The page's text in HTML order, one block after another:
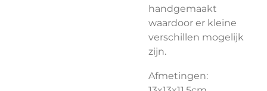
handgemaakt
waardoor er kleine
verschillen mogelijk
zijn.
Afmetingen: